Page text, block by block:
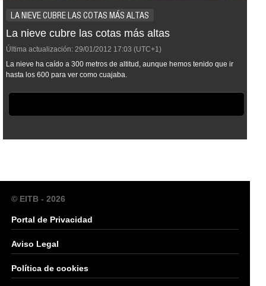
LA NIEVE CUBRE LAS COTAS MÁS ALTAS
La nieve cubre las cotas más altas
Última actualización: 29/01/2012 17:03 (UTC+1)
La nieve ha caído a 300 metros de altitud, aunque hemos tenido que ir
hasta los 600 para ver como cuajaba.
© EITB - 2026
Portal de Privacidad
Aviso Legal
Política de cookies